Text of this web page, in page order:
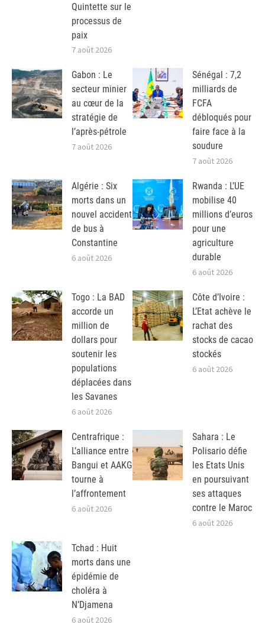
Quintette sur le
processus de
paix
7 août 2026
Gabon : Le
secteur minier
au cœur de la
stratégie de
l’après-pétrole
7 août 2026
Sénégal : 7,2
milliards de
FCFA
débloqués pour
faire face à la
soudure
7 août 2026
Algérie : Six
morts dans un
nouvel accident
de bus à
Constantine
6 août 2026
Rwanda : L’UE
mobilise 40
millions d’euros
pour une
agriculture
durable
6 août 2026
Togo : La BAD
accorde un
million de
dollars pour
soutenir les
populations
déplacées dans
les Savanes
6 août 2026
Côte d’Ivoire :
L’Etat achève le
rachat des
stocks de cacao
stockés
6 août 2026
Centrafrique :
L’alliance entre
Bangui et AAKG
tourne à
l’affrontement
6 août 2026
Sahara : Le
Polisario défie
les Etats Unis
en poursuivant
ses attaques
contre le Maroc
6 août 2026
Tchad : Huit
morts dans une
épidémie de
choléra à
N’Djamena
6 août 2026